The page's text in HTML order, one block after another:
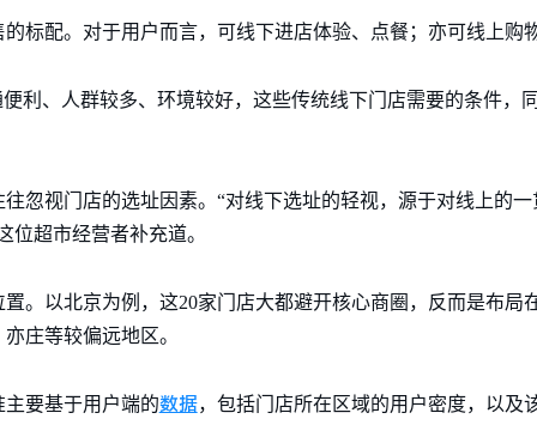
标配。对于用户而言，可线下进店体验、点餐；亦可线上购
利、人群较多、环境较好，这些传统线下门店需要的条件，
忽视门店的选址因素。“对线下选址的轻视，源于对线上的
位超市经营者补充道。
。以北京为例，这20家门店大都避开核心商圈，反而是布局
庄等较偏远地区。
要基于用户端的数据，包括门店所在区域的用户密度，以及